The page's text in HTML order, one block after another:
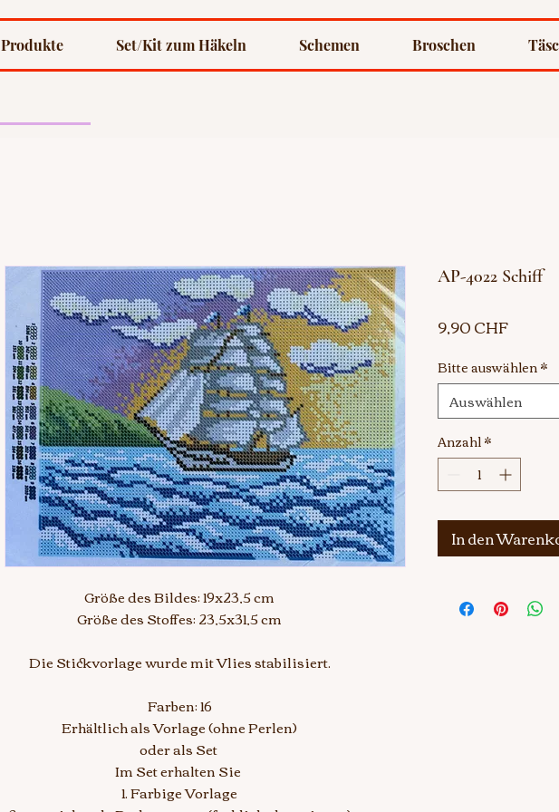
Produkte Set/Kit zum Häkeln Schemen Broschen
Größe des Bildes: 19x23,5 cm
Größe des Stoffes: 23,5x31,5 cm
Die Stickvorlage wurde mit Vlies stabilisiert.
Farben: 16
Erhältlich als Vorlage (ohne Perlen)
oder als Set
Im Set erhalten Sie
1. Farbige Vorlage
AP-4022 Schiff
9,90 CHFPreis
Bitte auswählen*
Auswählen
Anzahl*
In den